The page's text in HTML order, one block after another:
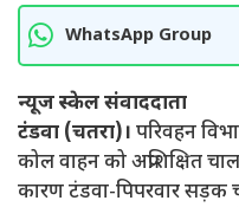
WhatsApp Group
न्यूज स्केल संवाददाता
टंडवा (चतरा)। परिवहन
कोल वाहन को अप्रशिक्षित
कारण टंडवा-पिपरवार सड़क